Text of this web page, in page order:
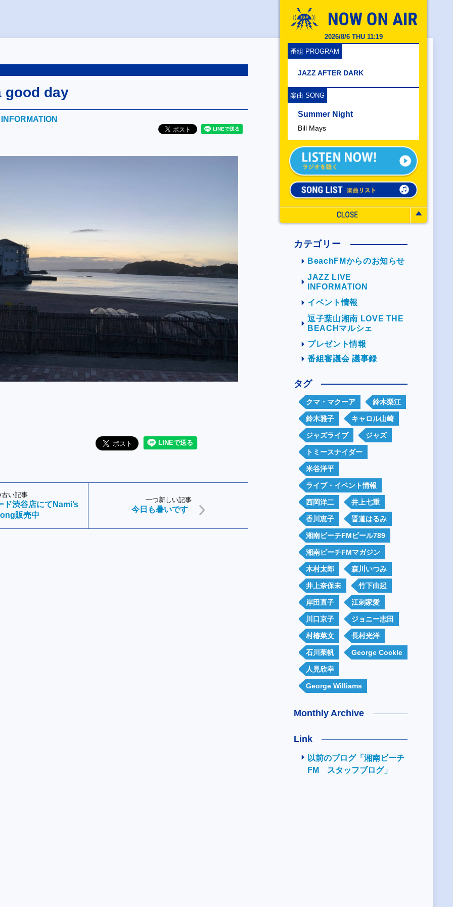
2026/8/6 THU 11:19
番組 PROGRAM
JAZZ AFTER DARK
楽曲 SONG
Summer Night
Bill Mays
good day
古い記事
ド渋谷店にてNami’s
販売中
一つ新しい記事
今日も暑いです
カテゴリー
BeachFMからのお知らせ
JAZZ LIVE
INFORMATION
イベント情報
逗子葉山湘南 LOVE THE
BEACHマルシェ
プレゼント情報
番組審議会 議事録
タグ
クマ・マクーア 鈴木梨江
鈴木雅子 キャロル山崎
ジャズライブ ジャズ
トミースナイダー
米谷洋平
ライブ・イベント情報
西岡洋二 井上七重
香川恵子 晋道はるみ
湘南ビーチFMビール789
湘南ビーチFMマガジン
木村太郎 森川いつみ
井上奈保未 竹下由起
岸田直子 江刺家愛
川口京子 ジョニー志田
村椿菜文 長村光洋
石川茱帆 George Cockle
人見欣幸
George Williams
Monthly Archive
Link
以前のブログ「湘南ビーチ
FM スタッフブログ」